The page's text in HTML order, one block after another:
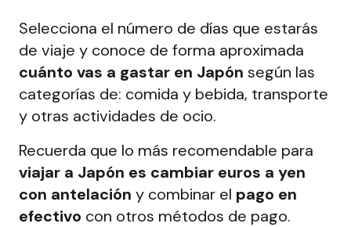
Selecciona el número de días que estarás
de viaje y conoce de forma aproximada
cuánto vas a gastar en Japón según las
categorías de: comida y bebida, transporte
y otras actividades de ocio.
Recuerda que lo más recomendable para
viajar a Japón es cambiar euros a yen
con antelación y combinar el pago en
efectivo con otros métodos de pago.